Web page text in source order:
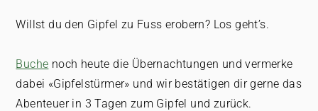
Willst du den Gipfel zu Fuss erobern? Los geht’s.
Buche noch heute die Übernachtungen und vermerke
dabei «Gipfelstürmer» und wir bestätigen dir gerne das
Abenteuer in 3 Tagen zum Gipfel und zurück.